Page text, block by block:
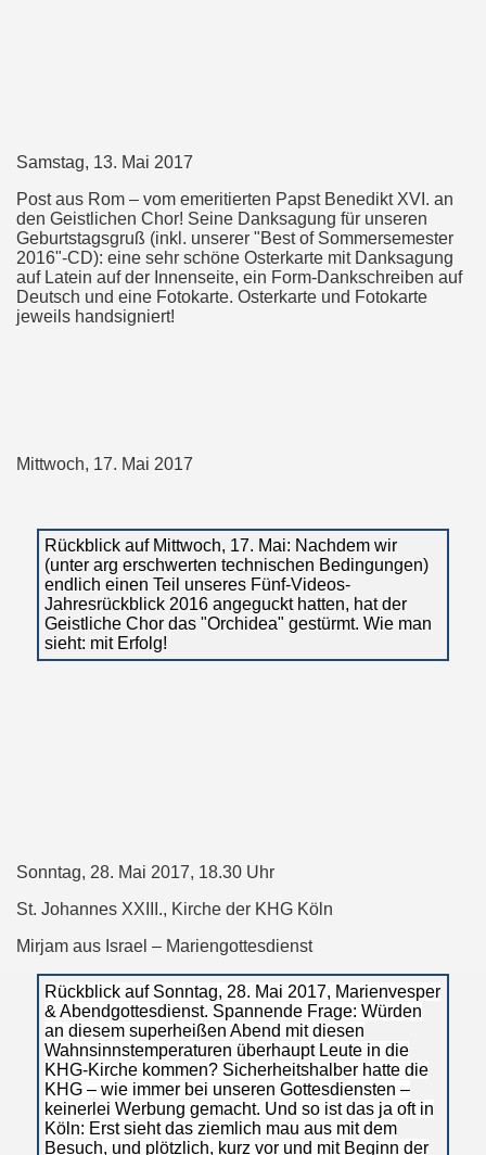
Samstag, 13. Mai 2017
Post aus Rom – vom emeritierten Papst Benedikt XVI. an
den Geistlichen Chor! Seine Danksagung für unseren
Geburtstagsgruß (inkl. unserer "Best of Sommersemester
2016"-CD): eine sehr schöne Osterkarte mit Danksagung
auf Latein auf der Innenseite, ein Form-Dankschreiben auf
Deutsch und eine Fotokarte. Osterkarte und Fotokarte
jeweils handsigniert!
Mittwoch, 17. Mai 2017
Rückblick auf Mittwoch, 17. Mai: Nachdem wir
(unter arg erschwerten technischen Bedingungen)
endlich einen Teil unseres Fünf-Videos-
Jahresrückblick 2016 angeguckt hatten, hat der
Geistliche Chor das "Orchidea" gestürmt. Wie man
sieht: mit Erfolg!
Sonntag, 28. Mai 2017, 18.30 Uhr
St. Johannes XXIII., Kirche der KHG Köln
Mirjam aus Israel – Mariengottesdienst
Rückblick auf Sonntag, 28. Mai 2017, Marienvesper
& Abendgottesdienst. Spannende Frage: Würden
an diesem superheißen Abend mit diesen
Wahnsinnstemperaturen überhaupt Leute in die
KHG-Kirche kommen? Sicherheitshalber hatte die
KHG – wie immer bei unseren Gottesdiensten –
keinerlei Werbung gemacht. Und so ist das ja oft in
Köln: Erst sieht das ziemlich mau aus mit dem
Besuch, und plötzlich, kurz vor und mit Beginn der